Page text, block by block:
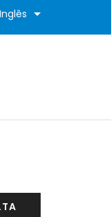
Inglês